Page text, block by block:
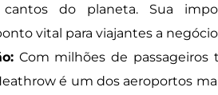
do planeta. Sua
vital para viajantes a
Com milhões de passageiros
é um dos aeroportos